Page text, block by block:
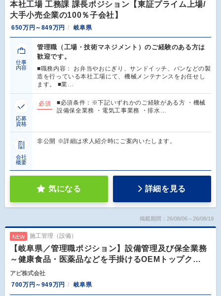
本社工場 工務課 課長ポジション【東証プライム上場/
大手小売企業の100％子会社】
650万円～849万円 岐阜県
仕事
内容
管理職（工場・技術マネジメント）のご経験のある方は
歓迎です。
■職務内容： お弁当やおにぎり、サンドイッチ、パンなどの製
造を行っている本社工場にて、機械メンテナンスをお任せし
ます。 ■業…
応募
資格
必須
■必須条件：※下記いずれかのご経験がある方 ・機械
設備保全業務 ・電気工事業務 ・排水…
会社
概要
非公開 ※詳細は求人紹介時にご案内いたします。
気になる 詳細を見る
掲載期間：26/08/06～26/08/19
NEW 施工管理（設備）
【岐阜県／管理職ポジション】設備管理及び保全業務
～健康食品・医薬品などを手掛けるOEMトップク…
アピ株式会社
700万円～949万円
岐阜県